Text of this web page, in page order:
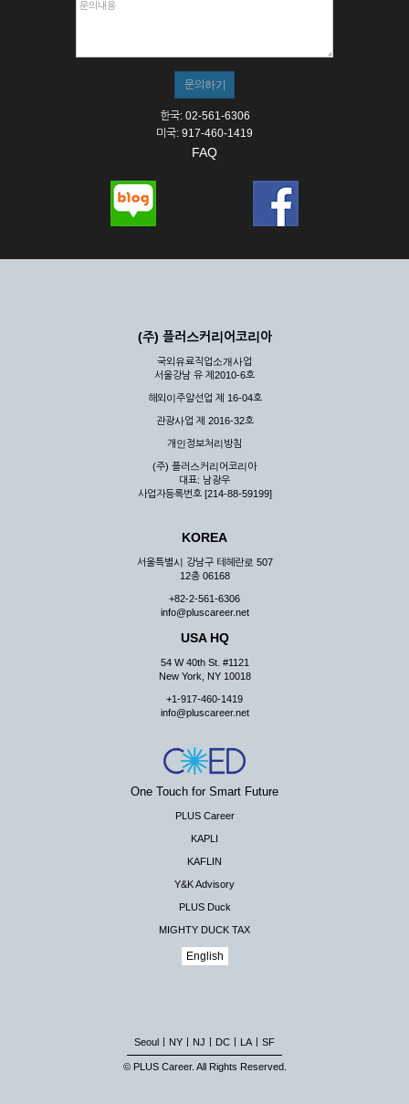
한국: 02-561-6306
미국: 917-460-1419
FAQ
(주) 플러스커리어코리아
국외유료직업소개사업
서울강남 유 제2010-6호
해외이주알선업 제 16-04호
관광사업 제 2016-32호
개인정보처리방침
(주) 플러스커리어코리아
대표: 남광우
사업자등록번호 [214-88-59199]
KOREA
서울특별시 강남구 테헤란로 507
12층 06168
+82-2-561-6306
info@pluscareer.net
USA HQ
54 W 40th St. #1121
New York, NY 10018
+1-917-460-1419
info@pluscareer.net
One Touch for Smart Future
PLUS Career
KAPLI
KAFLIN
Y&K Advisory
PLUS Duck
MIGHTY DUCK TAX
English
Seoul NY NJ DC LA SF
© PLUS Career. All Rights Reserved.